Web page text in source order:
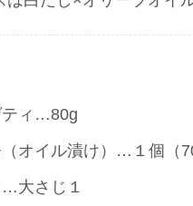
ティ…80g
オイル漬け）…１個（
大さじ１